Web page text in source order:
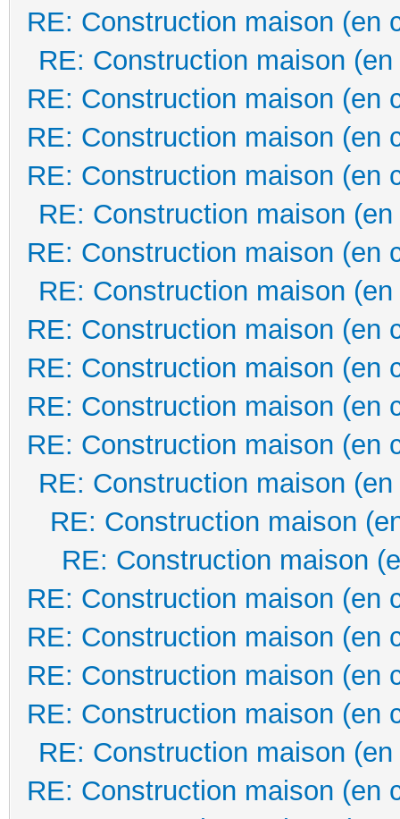
RE: Construction maison (en
RE: Construction maison
RE: Construction maison (en
RE: Construction maison (en
RE: Construction maison (en
RE: Construction maison
RE: Construction maison (en
RE: Construction maison
RE: Construction maison (en
RE: Construction maison (en
RE: Construction maison (en
RE: Construction maison (en
RE: Construction maison
RE: Construction maison
RE: Construction maison
RE: Construction maison (en
RE: Construction maison (en
RE: Construction maison (en
RE: Construction maison (en
RE: Construction maison
RE: Construction maison (en